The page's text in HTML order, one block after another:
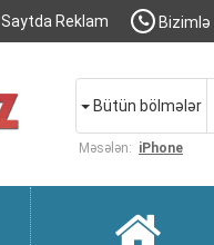
Saytda Reklam Bizimlə
Bütün bölmələr
Məsələn: iPhone